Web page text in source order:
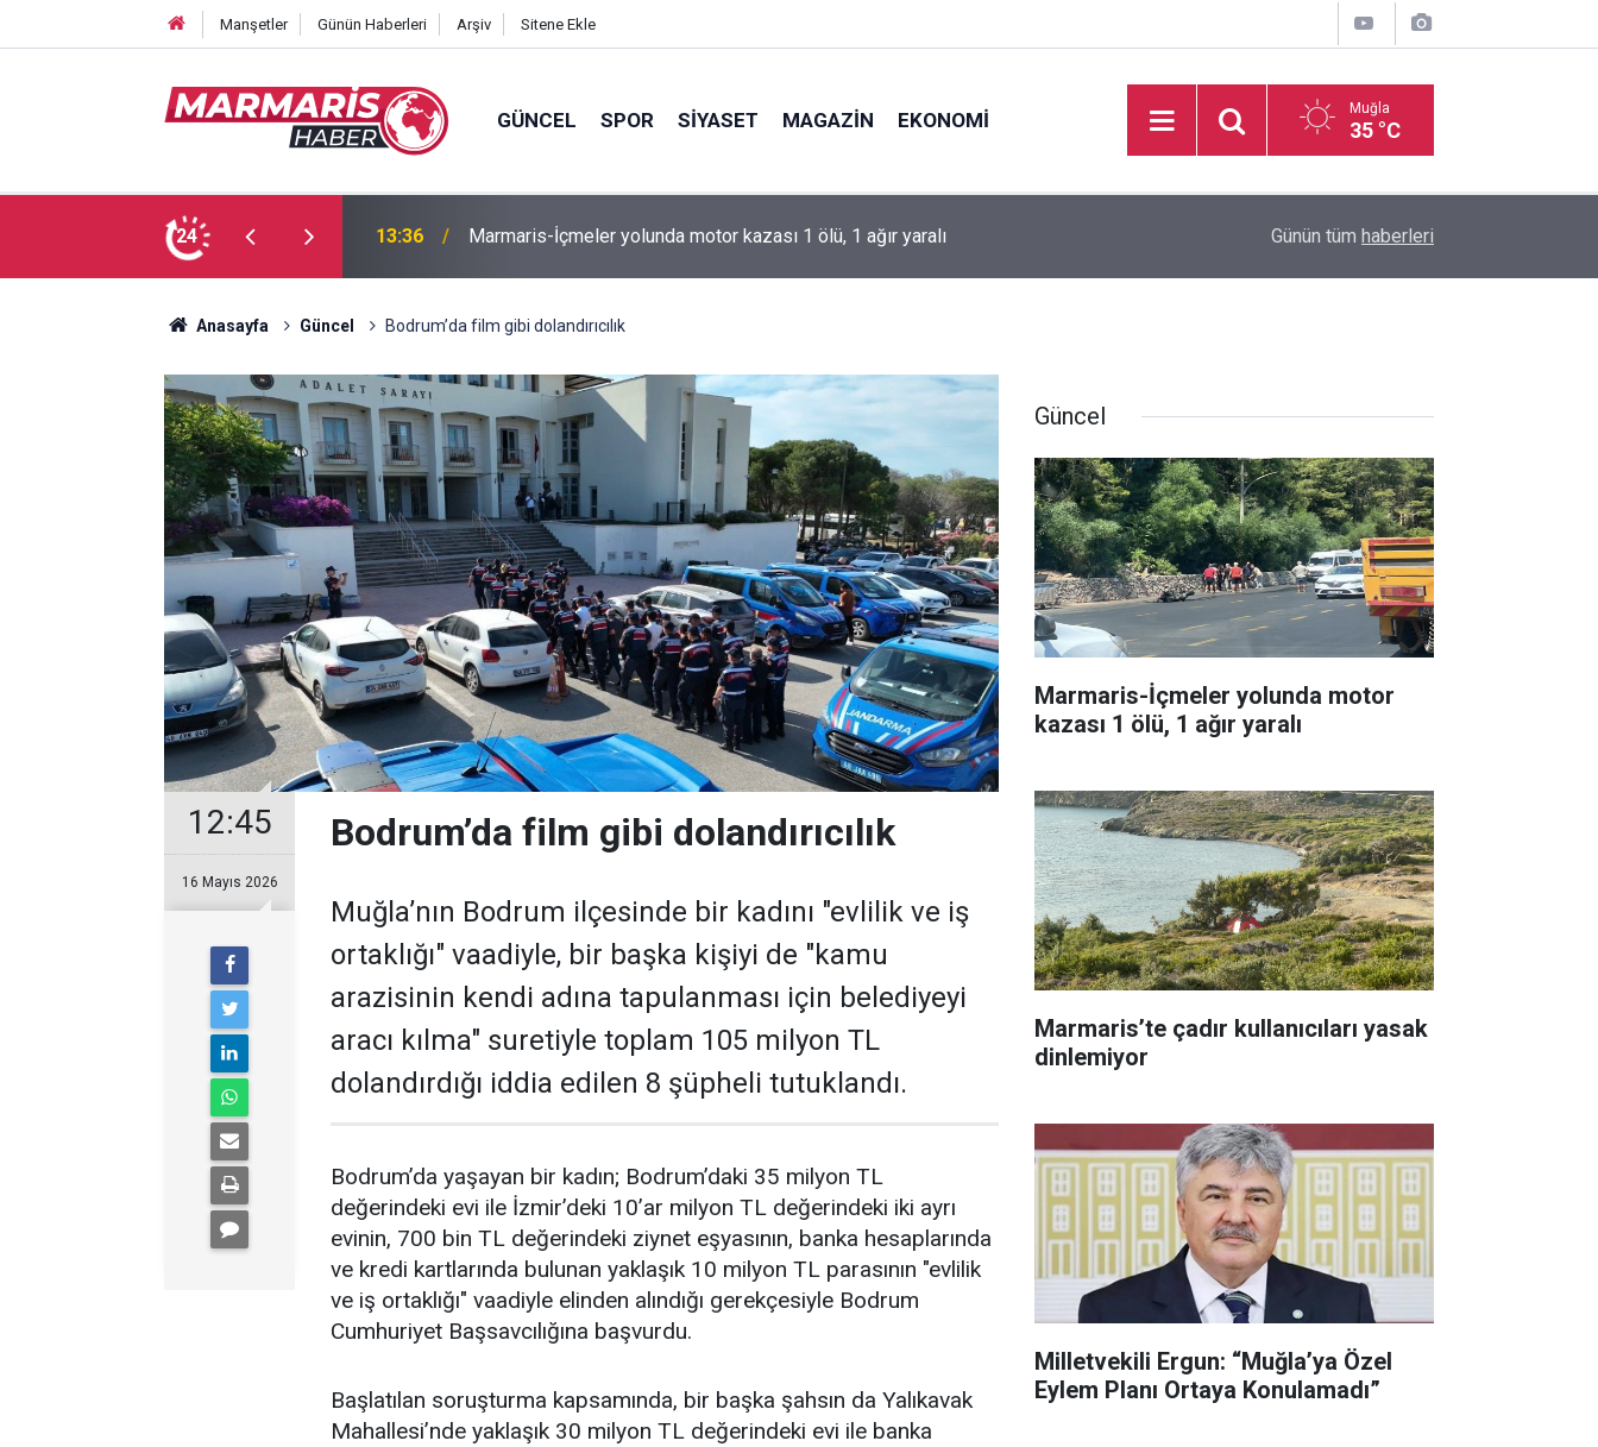
Manşetler Günün Haberleri Arşiv Sitene Ekle
GÜNCEL SPOR SIYASET MAGAZIN EKONOMI Muğla
35 °C
24
1 ölü, 1 ağır yaralı 11:41 Marmaris’te çadır kullanıcıları yasak dinlemiyor Milletvekili Ergun: “Muğla’ya Özel Eylem Planı
Günün tüm haberleri
Anasayfa Güncel Bodrum’da film gibi dolandırıcılık
12:45
16 Mayıs 2026
Bodrum’da film gibi dolandırıcılık
Muğla’nın Bodrum ilçesinde bir kadını "evlilik ve iş
ortaklığı" vaadiyle, bir başka kişiyi de "kamu
arazisinin kendi adına tapulanması için belediyeyi
aracı kılma" suretiyle toplam 105 milyon TL
dolandırdığı iddia edilen 8 şüpheli tutuklandı.
Bodrum’da yaşayan bir kadın; Bodrum’daki 35 milyon TL
değerindeki evi ile İzmir’deki 10’ar milyon TL değerindeki iki ayrı
evinin, 700 bin TL değerindeki ziynet eşyasının, banka hesaplarında
ve kredi kartlarında bulunan yaklaşık 10 milyon TL parasının "evlilik
ve iş ortaklığı" vaadiyle elinden alındığı gerekçesiyle Bodrum
Cumhuriyet Başsavcılığına başvurdu.
Başlatılan soruşturma kapsamında, bir başka şahsın da Yalıkavak
Mahallesi’nde yaklaşık 30 milyon TL değerindeki evi ile banka
Güncel
Marmaris-İçmeler yolunda motor
kazası 1 ölü, 1 ağır yaralı
Marmaris’te çadır kullanıcıları yasak
dinlemiyor
Milletvekili Ergun: “Muğla’ya Özel
Eylem Planı Ortaya Konulamadı”